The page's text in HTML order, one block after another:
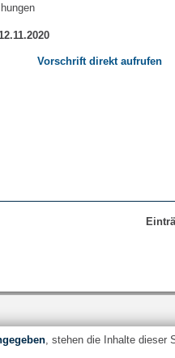
Vorschrift direkt aufrufen
, stehen die Inhalte dieser